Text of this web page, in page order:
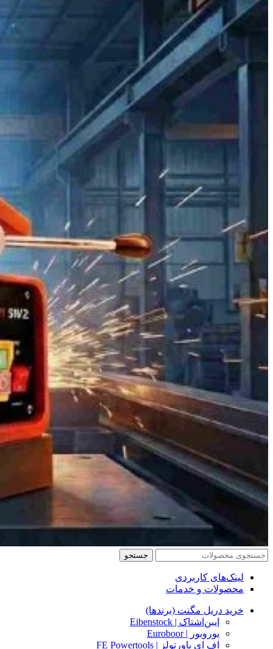
جستجو
لینک‌های کاربردی
محصولات و خدمات
خرید دریل مگنت (برندها)
ایبن‌اشتاک | Eibenstock
یوروبور | Euroboor
اف ای پاورتولز | FE Powertools